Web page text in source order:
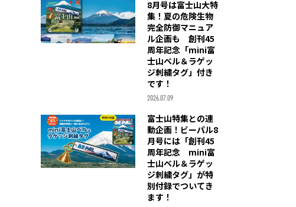
8月号は富士山大特
集！夏の危険生物
完全防御マニュア
ル企画も 創刊45
周年記念「mini富
士山ベル＆ラゲッ
ジ刺繍タグ」付き
です！
2026.07.09
富士山特集との連
動企画！ビーパル8
月号には「創刊45
周年記念 mini富
士山ベル＆ラゲッ
ジ刺繍タグ」が特
別付録でついてき
ます！